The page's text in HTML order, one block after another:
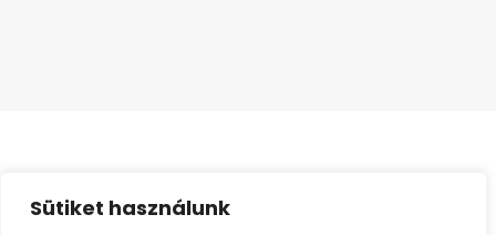
Sütiket használunk